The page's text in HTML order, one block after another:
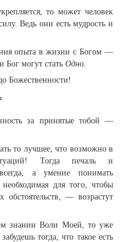
то может человек
Ведь они есть мудрость и
опыта в жизни с Богом —
Бог могут стать Одно.
Божественности!
за принятые тобой —
то лучшее, что возможно в
Тогда печаль и
а умение понимать
для того, чтобы
обстоятельств, — возрастут
знании Воли Моей, то уже
тогда, что такое есть